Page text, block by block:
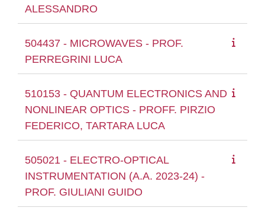
ALESSANDRO
504437 - MICROWAVES - PROF.
PERREGRINI LUCA
510153 - QUANTUM ELECTRONICS AND
NONLINEAR OPTICS - PROFF. PIRZIO
FEDERICO, TARTARA LUCA
505021 - ELECTRO-OPTICAL
INSTRUMENTATION (A.A. 2023-24) -
PROF. GIULIANI GUIDO